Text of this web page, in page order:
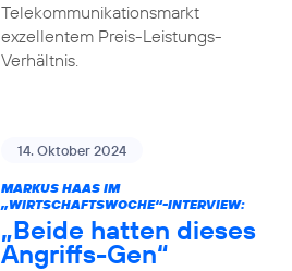
Telekommunikationsmarkt
exzellentem Preis-Leistungs-
Verhältnis.
14. Oktober 2024
MARKUS HAAS IM
„WIRTSCHAFTSWOCHE“-INTERVIEW:
„Beide hatten dieses
Angriffs-Gen“